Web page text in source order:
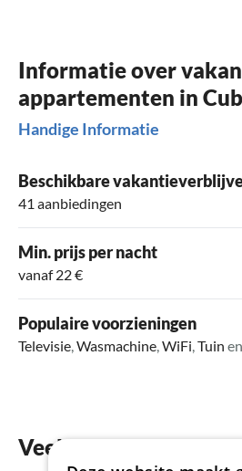
Informatie over
appartementen in
Handige Informatie
Beschikbare
41 aanbiedingen
Min. prijs per nacht
vanaf 22 €
Populaire voorzieningen
Televisie,Wasmachine,WiFi,Tuin en
Veelgestelde vragen